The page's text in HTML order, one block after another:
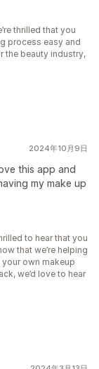
thrilled that you
process easy and
the beauty industry,
2024年10月9日
this app and
my make up
to hear that you
that we’re helping
own makeup
we’d love to hear